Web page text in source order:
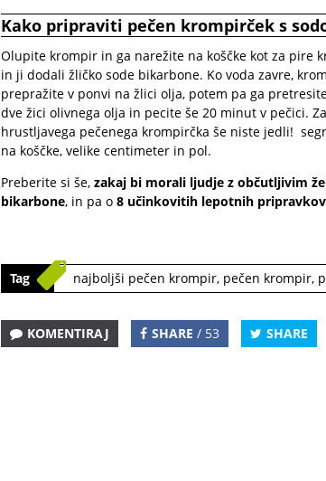
Kako pripraviti pečen krompirček s
Olupite krompir in ga narežite na koščke kot za pire
in ji dodali žličko sode bikarbone. Ko voda zavre,
prepražite v ponvi na žlici olja, potem pa ga
dve žici olivnega olja in pecite še 20 minut v pečici.
hrustljavega pečenega krompirčka še niste jedli!
na koščke, velike centimeter in pol.
Preberite si še, zakaj bi morali ljudje z občutljivim
bikarbone, in pa o 8 učinkovitih lepotnih
Tag najboljši pečen krompir, pečen krompir,
KOMENTIRAJ SHARE / 53 SHARE